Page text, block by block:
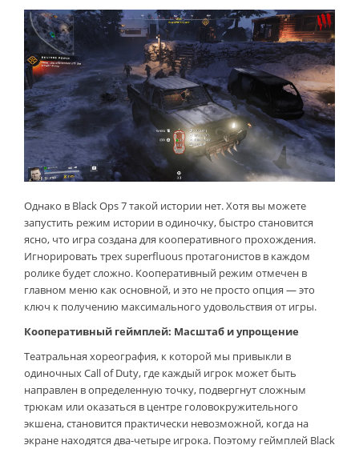
Однако в Black Ops 7 такой истории нет. Хотя вы можете
запустить режим истории в одиночку, быстро становится
ясно, что игра создана для кооперативного прохождения.
Игнорировать трех superfluous протагонистов в каждом
ролике будет сложно. Кооперативный режим отмечен в
главном меню как основной, и это не просто опция — это
ключ к получению максимального удовольствия от игры.
Кооперативный геймплей: Масштаб и упрощение
Театральная хореография, к которой мы привыкли в
одиночных Call of Duty, где каждый игрок может быть
направлен в определенную точку, подвергнут сложным
трюкам или оказаться в центре головокружительного
экшена, становится практически невозможной, когда на
экране находятся два-четыре игрока. Поэтому геймплей Black